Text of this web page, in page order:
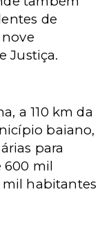
de
Justiça.
a 110 km da
baiano,
para
600 mil
mil habitantes